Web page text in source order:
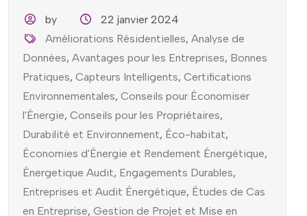
by
22 janvier 2024
Améliorations Résidentielles,Analyse de
Données, Avantages pour les Entreprises, Bonnes
Pratiques, Capteurs Intelligents, Certifications
Environnementales, Conseils pour Économiser
l'Énergie, Conseils pour les Propriétaires,
Durabilité et Environnement, Éco-habitat,
Économies d'Énergie et Rendement Énergétique,
Énergetique Audit, Engagements Durables,
Entreprises et Audit Énergétique, Études de Cas
en Entreprise, Gestion de Projet et Mise en